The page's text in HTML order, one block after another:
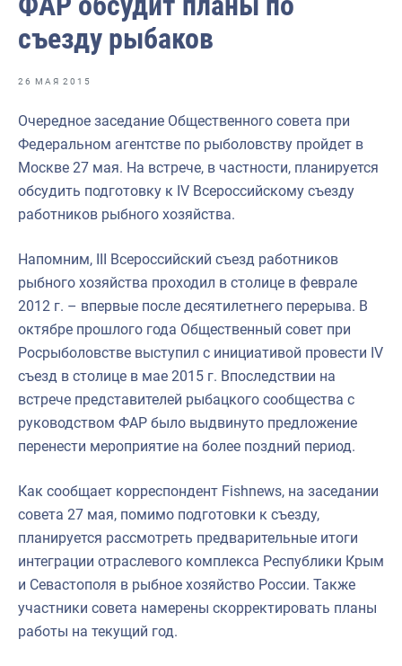
Ответственный секретарь Общественного совета
Председатель Общественного совета
Члены Общественного совета (состав 2024-2027)
Кандидату в Общественный совет
Требования к кандидатам и НКО
Интернет-конференции
Публичная декларация целей и задач Федерального
Молодежный совет Росрыболовства
съезду рыбаков
26 МАЯ 2015
Очередное заседание Общественного совета при
Федеральном агентстве по рыболовству пройдет в
Москве 27 мая. На встрече, в частности, планируется
обсудить подготовку к IV Всероссийскому съезду
работников рыбного хозяйства.
Напомним, III Всероссийский съезд работников
рыбного хозяйства проходил в столице в феврале
2012 г. – впервые после десятилетнего перерыва. В
октябре прошлого года Общественный совет при
Росрыболовстве выступил с инициативой провести IV
съезд в столице в мае 2015 г. Впоследствии на
встрече представителей рыбацкого сообщества с
руководством ФАР было выдвинуто предложение
перенести мероприятие на более поздний период.
Как сообщает корреспондент Fishnews, на заседании
совета 27 мая, помимо подготовки к съезду,
планируется рассмотреть предварительные итоги
интеграции отраслевого комплекса Республики Крым
и Севастополя в рыбное хозяйство России. Также
участники совета намерены скорректировать планы
работы на текущий год.